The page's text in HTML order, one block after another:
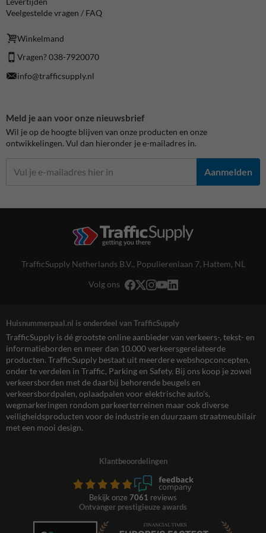
Veelgestelde vragen / FAQ
Winkelmand
Vragen? 038-7920070
info@trafficsupply.nl
Meld je aan voor onze nieuwsbrief
Wil je op de hoogte blijven van onze producten en onze
ontwikkelingen. Vul dan hieronder je e-mailadres in.
Aanmelden
TrafficSupply Netherlands B.V., Populierenlaan 7, Hattem, NL
Volg ons
Huisnummerpaal.nl is onderdeel van TrafficSupply
TrafficSupply is dé grootste online aanbieder van verkeers-, tekst- en
informatieborden en meer dan 10.000 verkeersgerelateerde
producten. TrafficSupply bestaat uit meerdere webshopconcepten,
onder te verdelen in Traffic, Parking en Safety. Bij ons koop je zowel
verkeersborden met de daarbij behorende beugels en
verkeersbordpalen, oplaadpalen voor elektrische auto’s,
wegmarkeringen rondom parkeerterreinen maar ook diverse
veiligheidsproducten voor de industrie en duurzaam straatmeubilair
met een mooi design.
Klantbeoordelingen
Bekijk onze 7061 reviews
Ontvanger prestigieuze awards